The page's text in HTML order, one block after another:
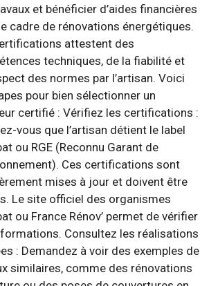
et bénéficier d’aides financières
cadre de rénovations énergétiques.
attestent des
techniques, de la fiabilité et
des normes par l’artisan. Voici
pour bien sélectionner un
certifié : Vérifiez les certifications :
vous que l’artisan détient le label
ou RGE (Reconnu Garant de
Ces certifications sont
mises à jour et doivent être
Le site officiel des organismes
ou France Rénov’ permet de vérifier
Consultez les réalisations
: Demandez à voir des exemples de
similaires, comme des rénovations